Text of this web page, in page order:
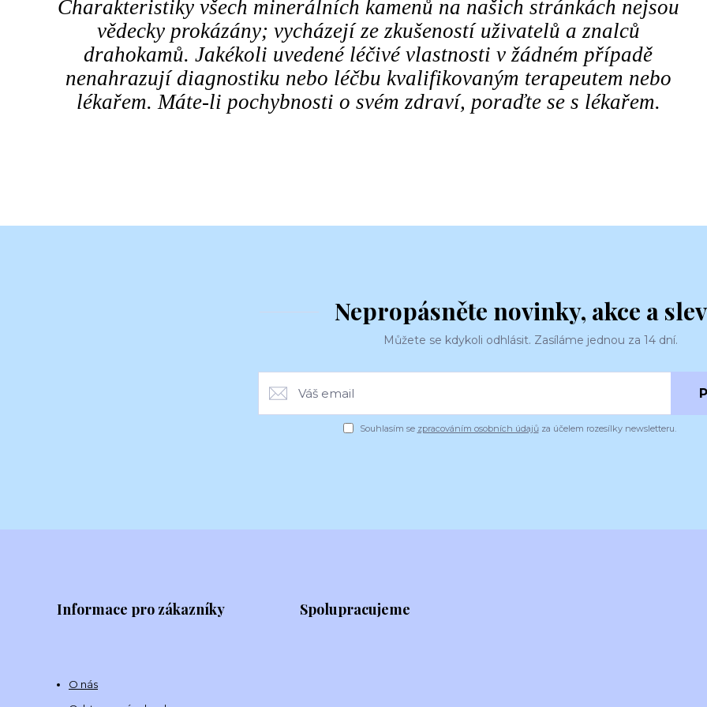
Charakteristiky všech minerálních kamenů na našich stránkách nejsou
vědecky prokázány; vycházejí ze zkušeností uživatelů a znalců
drahokamů. Jakékoli uvedené léčivé vlastnosti v žádném případě
nenahrazují diagnostiku nebo léčbu kvalifikovaným terapeutem nebo
lékařem. Máte-li pochybnosti o svém zdraví, poraďte se s lékařem.
Nepropásněte novinky, akce a
Můžete se kdykoli odhlásit. Zasíláme jednou za 14 dní.
Souhlasím se zpracováním osobních údajůza účelem rozesílky newsletteru.
Informace pro zákazníky
O nás
Spolupracujeme